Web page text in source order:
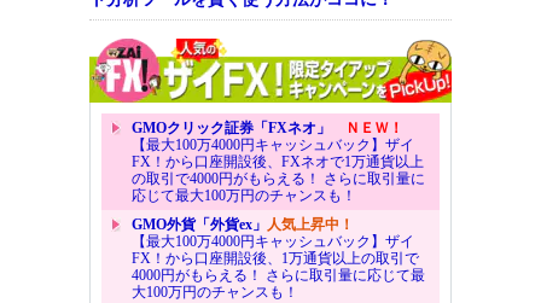
GMOクリック証券「FXネオ」
ＮＥＷ！
【最大100万4000円キャッシュバック】ザイ
FX！から口座開設後、FXネオで1万通貨以上
の取引で4000円がもらえる！ さらに取引量に
応じて最大100万円のチャンスも！
GMO外貨「外貨ex」 人気上昇中！
【最大100万4000円キャッシュバック】ザイ
FX！から口座開設後、1万通貨以上の取引で
4000円がもらえる！ さらに取引量に応じて最
大100万円のチャンスも！